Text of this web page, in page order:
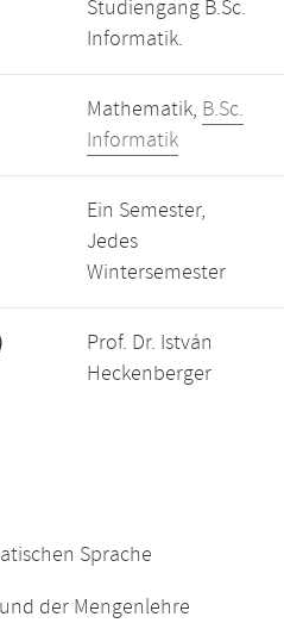
Studiengang B.Sc.
Informatik.
Mathematik, B.Sc.
Informatik
Ein Semester,
Jedes
Wintersemester
Prof. Dr. István
Heckenberger
Sprache
der Mengenlehre